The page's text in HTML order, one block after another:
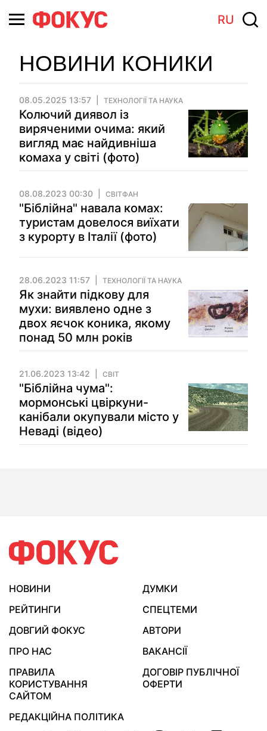
RU
НОВИНИ КОНИКИ
08.05.2025 13:57 ТЕХНОЛОГІЇ ТА НАУКА
Колючий диявол із
виряченими очима: який
вигляд має найдивніша
комаха у світі (фото)
08.08.2023 00:30 СВІТФАН
"Біблійна" навала комах:
туристам довелося виїхати
з курорту в Італії (фото)
28.06.2023 11:57 ТЕХНОЛОГІЇ ТА НАУКА
Як знайти підкову для
мухи: виявлено одне з
двох яєчок коника, якому
понад 50 млн років
21.06.2023 13:42 СВІТ
"Біблійна чума":
мормонські цвіркуни-
канібали окупували місто у
Неваді (відео)
НОВИНИ
ДУМКИ
РЕЙТИНГИ
СПЕЦТЕМИ
ДОВГИЙ ФОКУС
АВТОРИ
ПРО НАС
ВАКАНСІЇ
ПРАВИЛА
КОРИСТУВАННЯ
САЙТОМ
ДОГОВІР ПУБЛІЧНОЇ
ОФЕРТИ
РЕДАКЦІЙНА ПОЛІТИКА